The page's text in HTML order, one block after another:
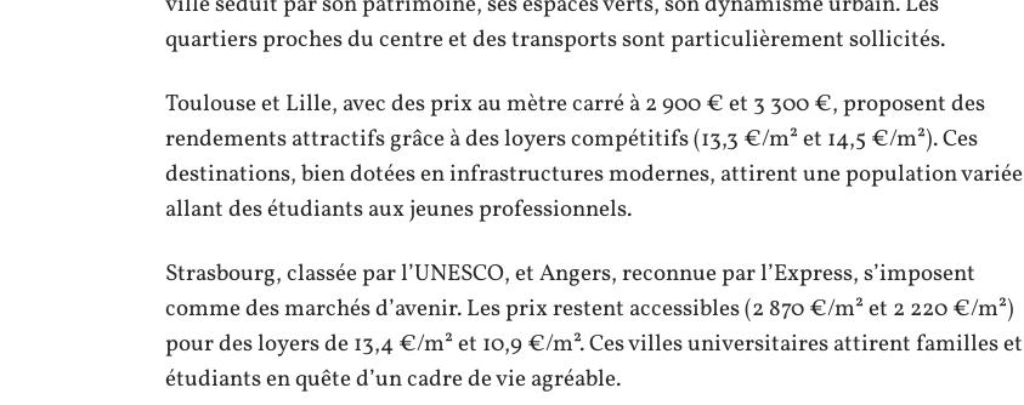
quartiers proches du centre et des transports sont particulièrement sollicités.
Toulouse et Lille, avec des prix au mètre carré à 2 900 € et 3 300 €, proposent des
rendements attractifs grâce à des loyers compétitifs (13,3 €/m² et 14,5 €/m²). Ces
destinations, bien dotées en infrastructures modernes, attirent une population variée
allant des étudiants aux jeunes professionnels.
Strasbourg, classée par l’UNESCO, et Angers, reconnue par l’Express, s’imposent
comme des marchés d’avenir. Les prix restent accessibles (2 870 €/m² et 2 220 €/m²)
pour des loyers de 13,4 €/m² et 10,9 €/m². Ces villes universitaires attirent familles et
étudiants en quête d’un cadre de vie agréable.